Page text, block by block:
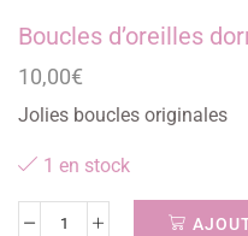
Boucles d’oreilles
10,00€
Jolies boucles originales
1 en stock